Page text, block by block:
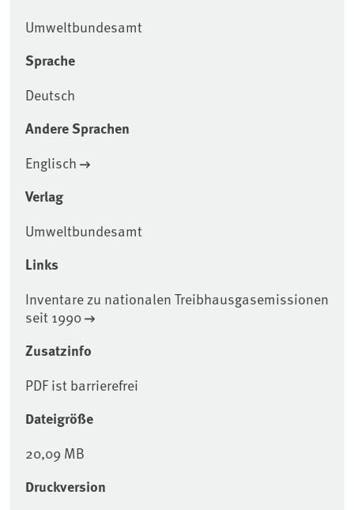
Umweltbundesamt
Sprache
Deutsch
Andere Sprachen
Englisch
Verlag
Umweltbundesamt
Links
Inventare zu nationalen Treibhausgasemissionen
seit 1990
Zusatzinfo
PDF ist barrierefrei
Dateigröße
20,09 MB
Druckversion